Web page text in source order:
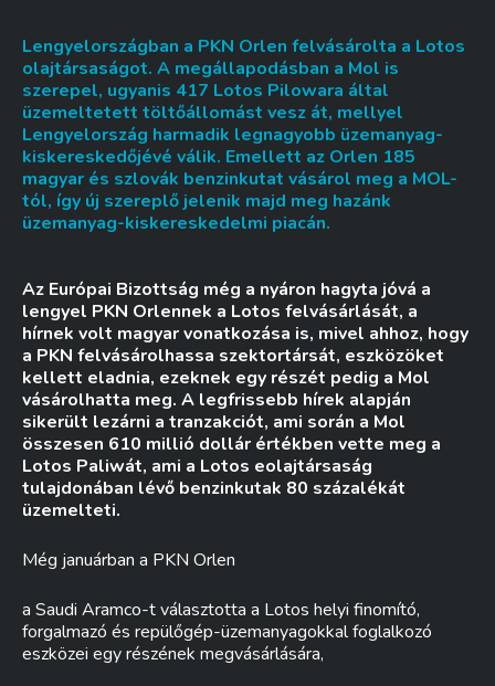
Lengyelországban a PKN Orlen felvásárolta a Lotos
olajtársaságot. A megállapodásban a Mol is
szerepel, ugyanis 417 Lotos Pilowara által
üzemeltetett töltőállomást vesz át, mellyel
Lengyelország harmadik legnagyobb üzemanyag-
kiskereskedőjévé válik. Emellett az Orlen 185
magyar és szlovák benzinkutat vásárol meg a MOL-
tól, így új szereplő jelenik majd meg hazánk
üzemanyag-kiskereskedelmi piacán.
Az Európai Bizottság még a nyáron hagyta jóvá a
lengyel PKN Orlennek a Lotos felvásárlását, a
hírnek volt magyar vonatkozása is, mivel ahhoz, hogy
a PKN felvásárolhassa szektortársát, eszközöket
kellett eladnia, ezeknek egy részét pedig a Mol
vásárolhatta meg. A legfrissebb hírek alapján
sikerült lezárni a tranzakciót, ami során a Mol
összesen 610 millió dollár értékben vette meg a
Lotos Paliwát, ami a Lotos eolajtársaság
tulajdonában lévő benzinkutak 80 százalékát
üzemelteti.
Még januárban a PKN Orlen
a Saudi Aramco-t választotta a Lotos helyi finomító,
forgalmazó és repülőgép-üzemanyagokkal foglalkozó
eszközei egy részének megvásárlására,